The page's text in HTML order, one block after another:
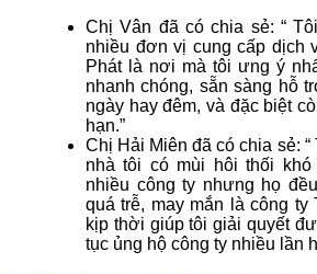
Chị Vân đã có chia sẻ: “
nhiều đơn vị cung cấp dịch
Phát là nơi mà tôi ưng ý
nhanh chóng, sẵn sàng hỗ
ngày hay đêm, và đặc biệt
hạn.”
Chị Hải Miên đã có chia sẻ:
nhà tôi có mùi hôi thối
nhiều công ty nhưng họ
quá trễ, may mắn là công ty
kịp thời giúp tôi giải quyết
tục ủng hộ công ty nhiều lần